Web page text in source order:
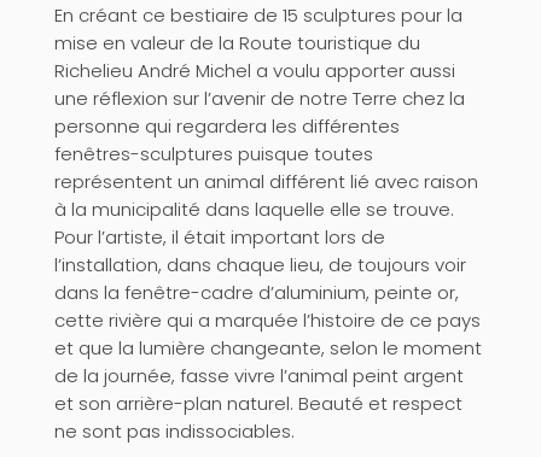
En créant ce bestiaire de 15 sculptures pour la
mise en valeur de la Route touristique du
Richelieu André Michel a voulu apporter aussi
une réflexion sur l’avenir de notre Terre chez la
personne qui regardera les différentes
fenêtres-sculptures puisque toutes
représentent un animal différent lié avec raison
à la municipalité dans laquelle elle se trouve.
Pour l’artiste, il était important lors de
l’installation, dans chaque lieu, de toujours voir
dans la fenêtre-cadre d’aluminium, peinte or,
cette rivière qui a marquée l’histoire de ce pays
et que la lumière changeante, selon le moment
de la journée, fasse vivre l’animal peint argent
et son arrière-plan naturel. Beauté et respect
ne sont pas indissociables.